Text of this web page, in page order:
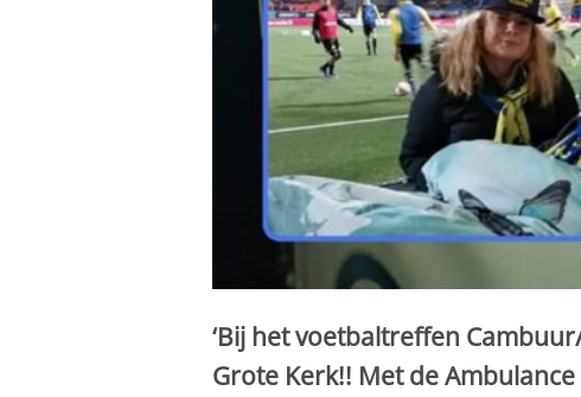
‘Bij het voetbaltreffen
Grote Kerk!! Met de